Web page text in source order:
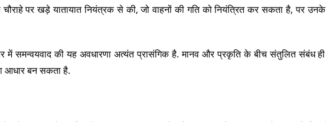
पर खड़े यातायात नियंत्रक से की, जो वाहनों की गति को नियंत्रित कर सकता है, पर उनके
में समन्वयवाद की यह अवधारणा अत्यंत प्रासंगिक है. मानव और प्रकृति के बीच संतुलित संबंध ही
आधार बन सकता है.